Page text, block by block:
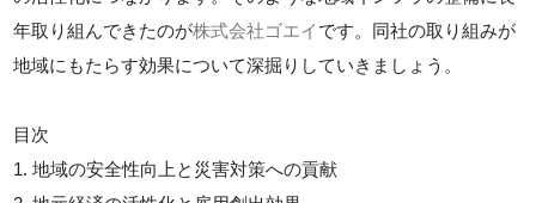
年取り組んできたのが株式会社ゴエイです。同社の取り組みが
地域にもたらす効果について深掘りしていきましょう。
目次
1. 地域の安全性向上と災害対策への貢献